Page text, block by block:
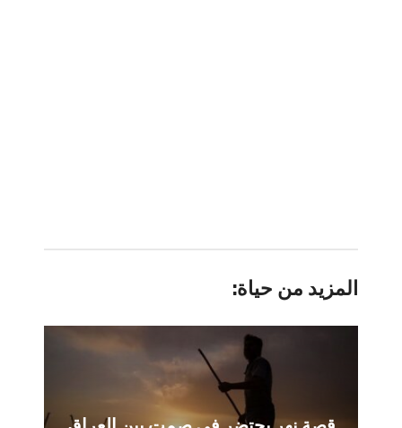
المزيد من حياة: